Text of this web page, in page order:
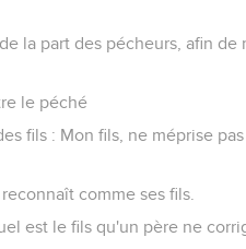
la part des pécheurs, afin de
le péché
fils : Mon fils, ne méprise
comme ses fils.
est le fils qu'un père ne